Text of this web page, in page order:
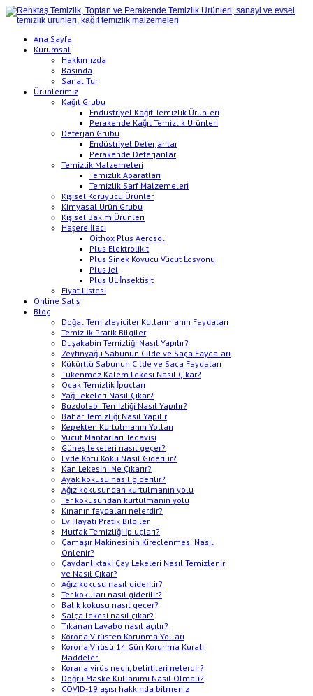
Ana Sayfa
Kurumsal
Hakkımızda
Basında
Sanal Tur
Ürünlerimiz
Kağıt Grubu
Endüstriyel Kağıt Temizlik Ürünleri
Perakende Kağıt Temizlik Ürünleri
Deterjan Grubu
Endüstriyel Deterjanlar
Perakende Deterjanlar
Temizlik Malzemeleri
Temizlik Aparatları
Temizlik Sarf Malzemeleri
Kişisel Koruyucu Ürünler
Kimyasal Ürün Grubu
Kişisel Bakım Ürünleri
Haşere İlacı
Oithox Plus Aerosol
Plus Elektrolikit
Plus Sinek Kovucu Vücut Losyonu
Plus Jel
Plus UL İnsektisit
Fiyat Listesi
Online Satış
Blog
Doğal Temizleyiciler Kullanmanın Faydaları
Temizlik Pratik Bilgiler
Duşakabin Temizliği Nasıl Yapılır?
Zeytinyağlı Sabunun Cilde ve Saça Faydaları
Kükürtlü Sabunun Cilde ve Saça Faydaları
Tükenmez Kalem Lekesi Nasıl Çıkar?
Ocak Temizlik İpuçları
Yağ Lekeleri Nasıl Çıkar?
Buzdolabı Temizliği Nasıl Yapılır?
Bahar Temizliği Nasıl Yapılır
Kepekten Kurtulmanın Yolları
Vucut Mantarları Tedavisi
Güneş lekeleri nasıl geçer?
Evde Kötü Koku Nasıl Giderilir?
Kan Lekesini Ne Çıkarır?
Ayak kokusu nasıl giderilir?
Ağız kokusundan kurtulmanın yolu
Ter kokusundan kurtulmanın yolu
Kınanın faydaları nelerdir?
Ev Hayatı Pratik Bilgiler
Mutfak Temizliği İp uçları?
Çamaşır Makinesinin Kireçlenmesi Nasıl
Önlenir?
Çaydanlıktaki Çay Lekeleri Nasıl Temizlenir
ve Nasıl Çıkar?
Ağız kokusu nasıl giderilir?
Ter kokuları nasıl giderilir?
Balık kokusu nasıl geçer?
Salça lekesi nasıl çıkar?
Tıkanan Lavabo nasıl açılır?
Korona Virüsten Korunma Yolları
Korona Virüsü 14 Gün Korunma Kuralı
Maddeleri
Korana virüs nedir, belirtileri nelerdir?
Doğru Maske Kullanımı Nasıl Olmalı?
COVID-19 aşısı hakkında bilmeniz